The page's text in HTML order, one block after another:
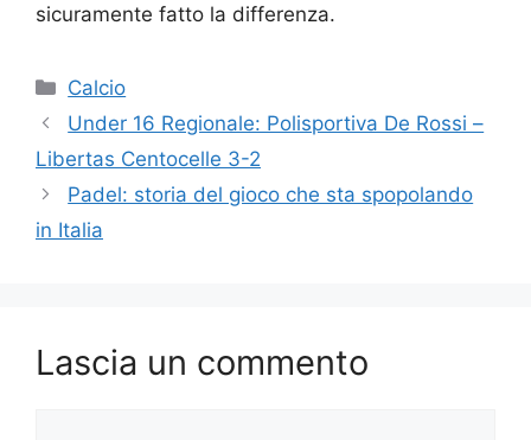
sicuramente fatto la differenza.
Calcio
Under 16 Regionale: Polisportiva De Rossi –
Libertas Centocelle 3-2
Padel: storia del gioco che sta spopolando
in Italia
Lascia un commento